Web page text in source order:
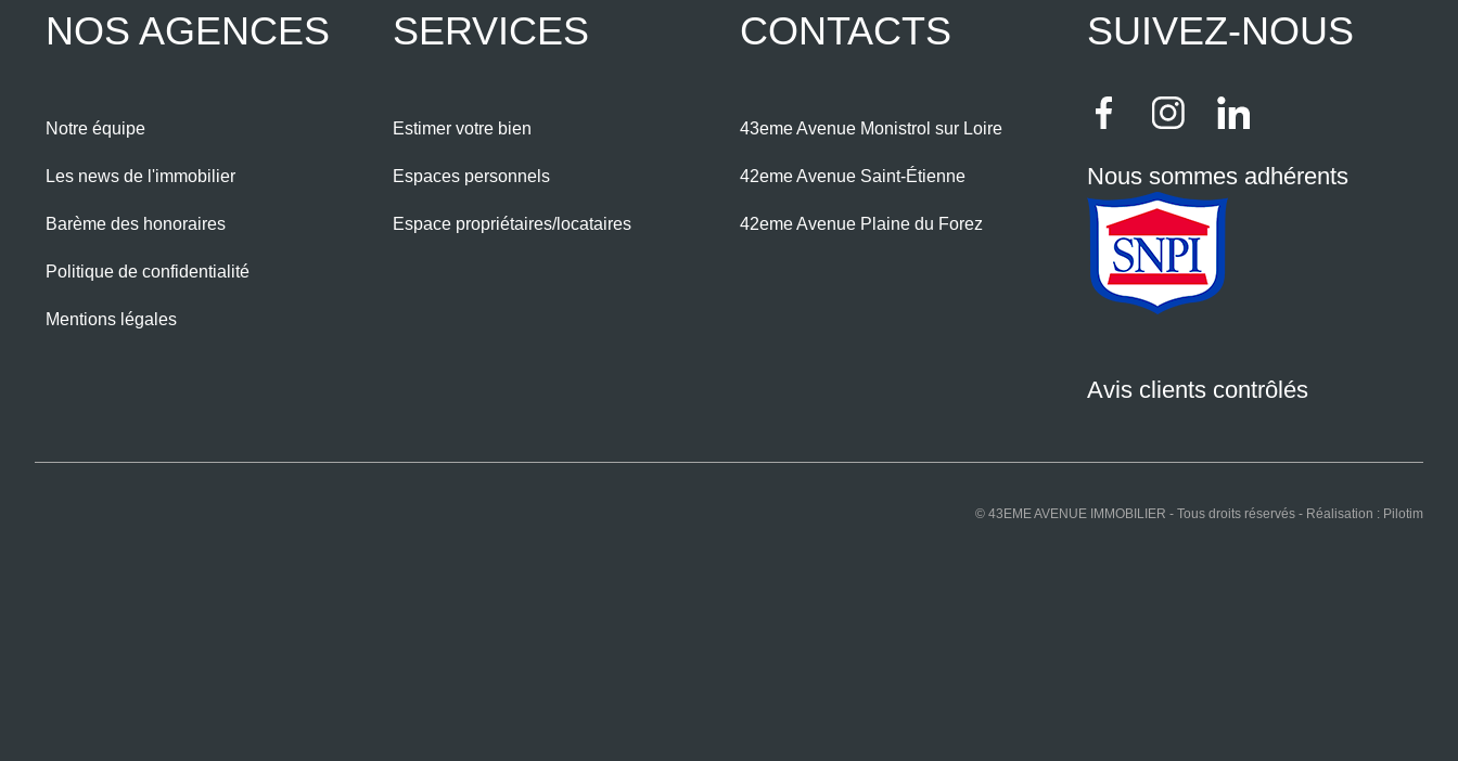
NOS AGENCES
Notre équipe
Les news de l'immobilier
Barème des honoraires
Politique de confidentialité
Mentions légales
SERVICES
Estimer votre bien
Espaces personnels
Espace propriétaires/locataires
CONTACTS
43eme Avenue Monistrol sur Loire
42eme Avenue Saint-Étienne
42eme Avenue Plaine du Forez
SUIVEZ-NOUS
Nous sommes adhérents
Avis clients contrôlés
© 43EME AVENUE IMMOBILIER - Tous droits réservés - Réalisation : Pilotim